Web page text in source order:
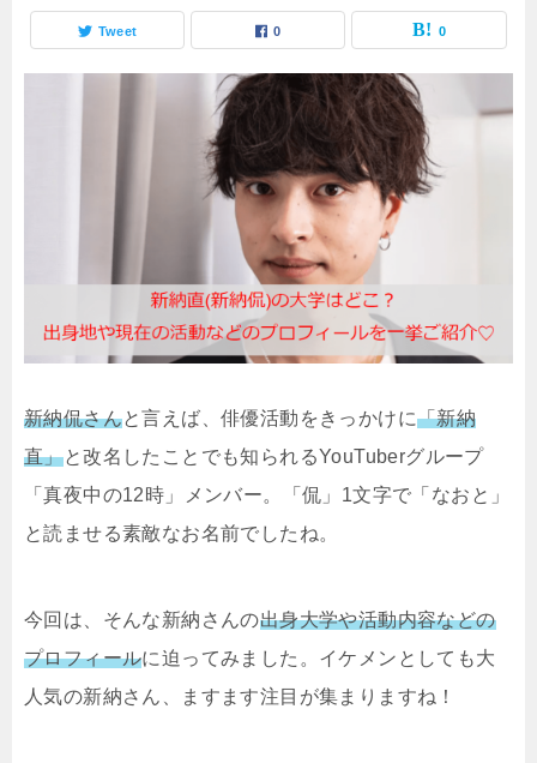
Tweet 0 0
新納侃さんと言えば、俳優活動をきっかけに「新納
直」と改名したことでも知られるYouTuberグループ
「真夜中の12時」メンバー。「侃」1文字で「なおと」
と読ませる素敵なお名前でしたね。
今回は、そんな新納さんの出身大学や活動内容などの
プロフィールに迫ってみました。イケメンとしても大
人気の新納さん、ますます注目が集まりますね！